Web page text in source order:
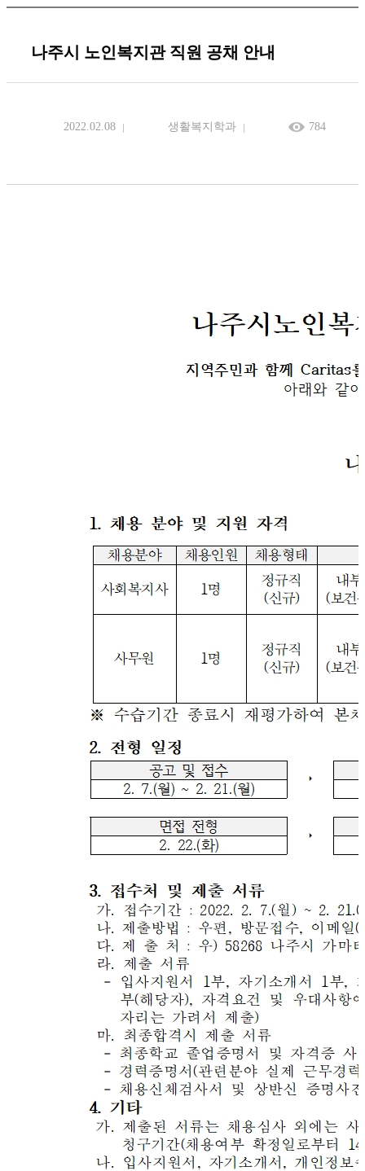
나주시 노인복지관 직원 공채 안내
2022.02.08 생활복지학과 784